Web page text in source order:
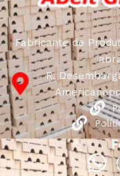
Fabricante de
R.